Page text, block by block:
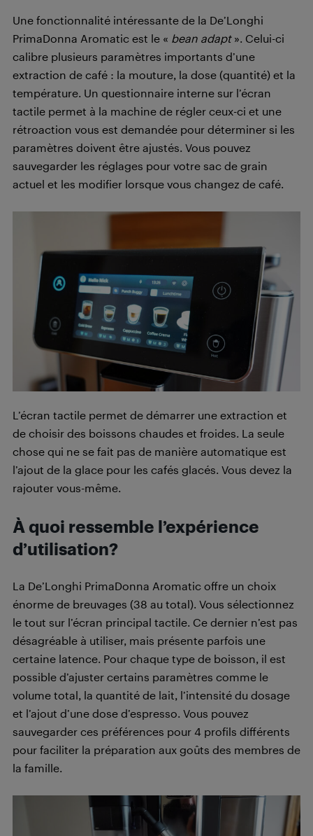
Une fonctionnalité intéressante de la De’Longhi
PrimaDonna Aromatic est le « bean adapt». Celui-ci
calibre plusieurs paramètres importants d’une
extraction de café : la mouture, la dose (quantité) et la
température. Un questionnaire interne sur l’écran
tactile permet à la machine de régler ceux-ci et une
rétroaction vous est demandée pour déterminer si les
paramètres doivent être ajustés. Vous pouvez
sauvegarder les réglages pour votre sac de grain
actuel et les modifier lorsque vous changez de café.
L’écran tactile permet de démarrer une extraction et
de choisir des boissons chaudes et froides. La seule
chose qui ne se fait pas de manière automatique est
l’ajout de la glace pour les cafés glacés. Vous devez la
rajouter vous-même.
À quoi ressemble l’expérience
d’utilisation?
La De’Longhi PrimaDonna Aromatic offre un choix
énorme de breuvages (38 au total). Vous sélectionnez
le tout sur l’écran principal tactile. Ce dernier n’est pas
désagréable à utiliser, mais présente parfois une
certaine latence. Pour chaque type de boisson, il est
possible d’ajuster certains paramètres comme le
volume total, la quantité de lait, l’intensité du dosage
et l’ajout d’une dose d’espresso. Vous pouvez
sauvegarder ces préférences pour 4 profils différents
pour faciliter la préparation aux goûts des membres de
la famille.